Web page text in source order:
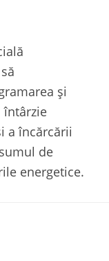
și
întârzie
a încărcării
de
energetice.